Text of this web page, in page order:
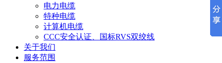
电力电缆
特种电缆
计算机电缆
CCC安全认证、国标RVS双绞线
关于我们
服务范围